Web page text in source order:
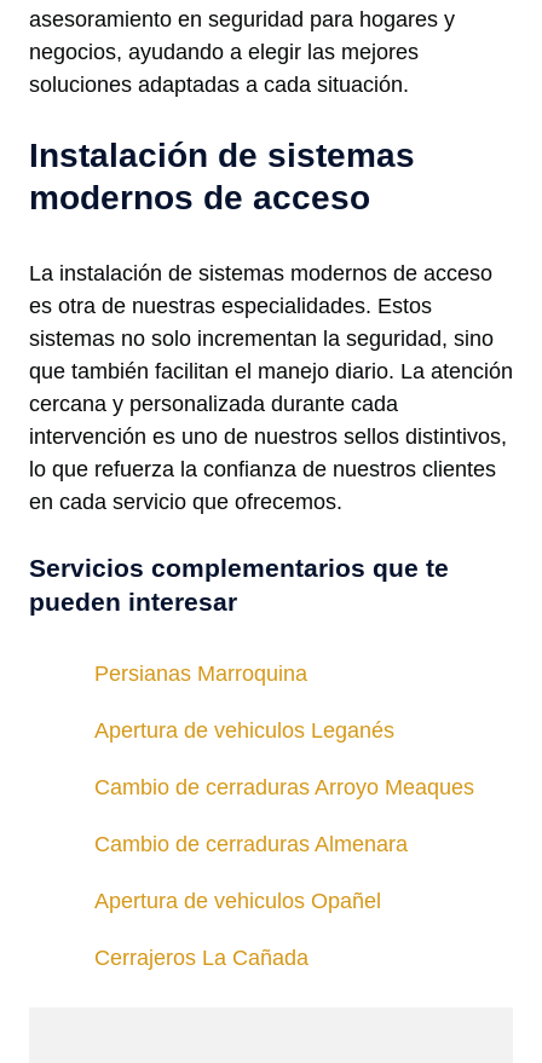
asesoramiento en seguridad para hogares y
negocios, ayudando a elegir las mejores
soluciones adaptadas a cada situación.
Instalación de sistemas
modernos de acceso
La instalación de sistemas modernos de acceso
es otra de nuestras especialidades. Estos
sistemas no solo incrementan la seguridad, sino
que también facilitan el manejo diario. La atención
cercana y personalizada durante cada
intervención es uno de nuestros sellos distintivos,
lo que refuerza la confianza de nuestros clientes
en cada servicio que ofrecemos.
Servicios complementarios que te
pueden interesar
Persianas Marroquina
Apertura de vehiculos Leganés
Cambio de cerraduras Arroyo Meaques
Cambio de cerraduras Almenara
Apertura de vehiculos Opañel
Cerrajeros La Cañada